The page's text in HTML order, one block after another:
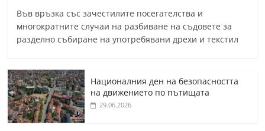
Във връзка със зачестилите посегателства и
многократните случаи на разбиване на съдовете за
разделно събиране на употребявани дрехи и текстил
Националния ден на безопасността
на движението по пътищата
29.06.2026